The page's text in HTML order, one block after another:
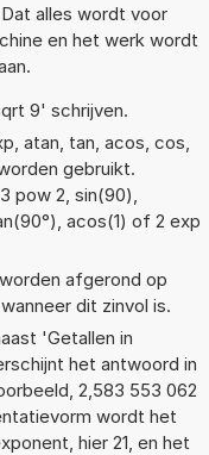
alles wordt voor
en het werk wordt
9' schrijven.
atan, tan, acos, cos,
gebruikt.
pow 2, sin(90),
acos(1) of 2 exp
afgerond op
dit zinvol is.
'Getallen in
het antwoord in
2,583 553 062
wordt het
hier 21, en het